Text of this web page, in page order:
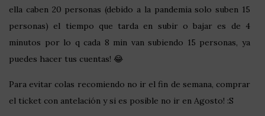
ella caben 20 personas (debido a la pandemia solo suben 15
personas) el tiempo que tarda en subir o bajar es de 4
minutos por lo q cada 8 min van subiendo 15 personas, ya
puedes hacer tus cuentas! 😂
Para evitar colas recomiendo no ir el fin de semana, comprar
el ticket con antelación y si es posible no ir en Agosto! :S